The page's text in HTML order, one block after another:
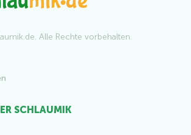
Alle Rechte vorbehalten.
SCHLAUMIK